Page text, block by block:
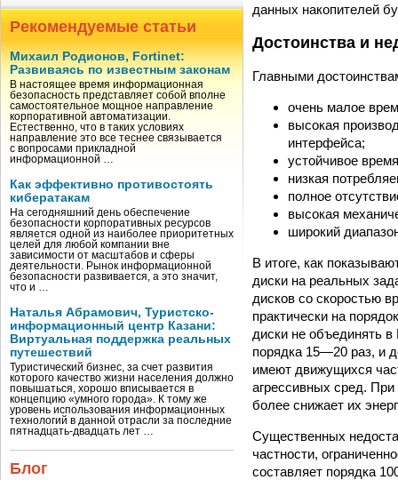
Рекомендуемые статьи
Михаил Родионов, Fortinet:
Развиваясь по известным законам
В настоящее время информационная
безопасность представляет собой вполне
самостоятельное мощное направление
корпоративной автоматизации.
Естественно, что в таких условиях
направление это все теснее связывается
с вопросами прикладной
информационной …
Как эффективно противостоять
кибератакам
На сегодняшний день обеспечение
безопасности корпоративных ресурсов
является одной из наиболее приоритетных
целей для любой компании вне
зависимости от масштабов и сферы
деятельности. Рынок информационной
безопасности развивается, а это значит,
что и …
Наталья Абрамович, Туристско-
информационный центр Казани:
Виртуальная поддержка реальных
путешествий
Туристический бизнес, за счет развития
которого качество жизни населения должно
повышаться, хорошо вписывается в
концепцию «умного города». К тому же
уровень использования информационных
технологий в данной отрасли за последние
пятнадцать-двадцать лет …
Блог
данных накопителей
Достоинства и
Главными
очень малое
высокая
интерфейса;
устойчивое
низкая
полное
высокая
широкий
В итоге, как
диски на реальных
дисков со скоростью
практически на
диски не объединять
порядка 15—20 раз, и
имеют движущихся
агрессивных сред.
более снижает их
Существенных
частности,
составляет порядка